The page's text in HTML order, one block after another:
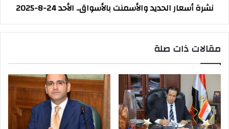
نشرة أسعار الحديد والأسمنت بالأسواق.. الأحد 24-8-2025
مقالات ذات صلة